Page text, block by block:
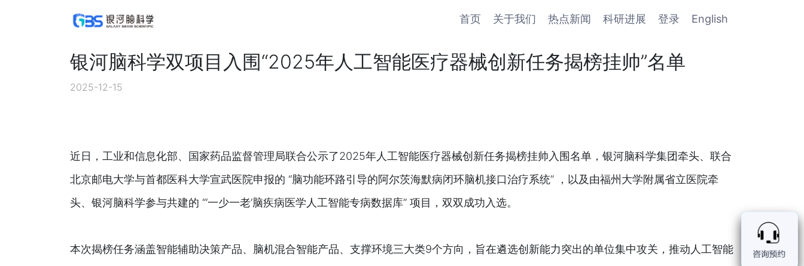
首页 关于我们 热点新闻 科研进展 登录 English
银河脑科学双项目入围“2025年人工智能医疗器械创新任务揭榜挂帅”名单
2025-12-15
近日，工业和信息化部、国家药品监督管理局联合公示了2025年人工智能医疗器械创新任务揭榜挂帅入围名单，银河脑科学集团牵头、联合
北京邮电大学与首都医科大学宣武医院申报的 “脑功能环路引导的阿尔茨海默病闭环脑机接口治疗系统” ，以及由福州大学附属省立医院牵
头、银河脑科学参与共建的 “‘一少一老’脑疾病医学人工智能专病数据库” 项目，双双成功入选。
本次揭榜任务涵盖智能辅助决策产品、脑机混合智能产品、支撑环境三大类9个方向，旨在遴选创新能力突出的单位集中攻关，推动人工智能